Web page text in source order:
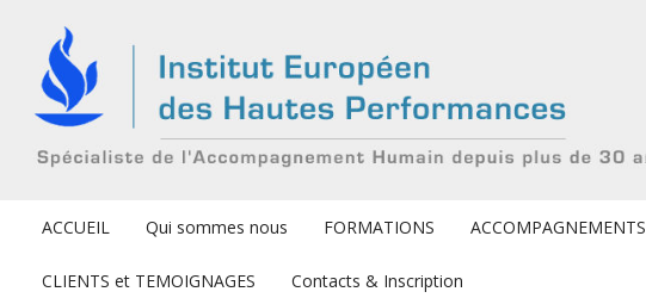
ACCUEIL Qui sommes nous FORMATIONS ACCOMPAGNEMENTS
CLIENTS et TEMOIGNAGES Contacts & Inscription